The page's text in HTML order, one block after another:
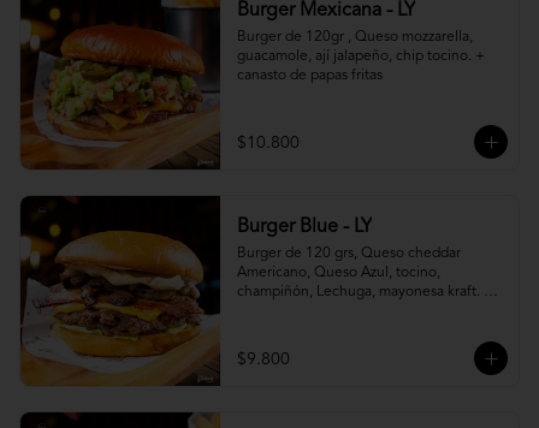
Burger Mexicana - LY
Burger de 120gr , Queso mozzarella,
guacamole, ají jalapeño, chip tocino. +
canasto de papas fritas
$10.800
Burger Blue - LY
Burger de 120 grs, Queso cheddar
Americano, Queso Azul, tocino,
champiñón, Lechuga, mayonesa kraft. +
$9.800